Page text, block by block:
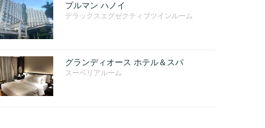
プルマン ハノイ
デラックスエグゼクティブツインルーム
グランディオース ホテル＆スパ
スーペリアルーム